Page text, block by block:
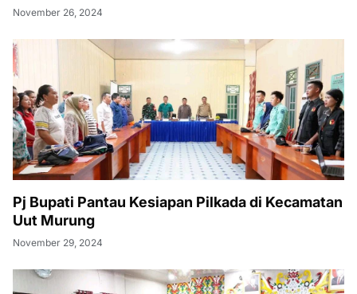
November 26, 2024
Pj Bupati Pantau Kesiapan Pilkada di Kecamatan
Uut Murung
November 29, 2024